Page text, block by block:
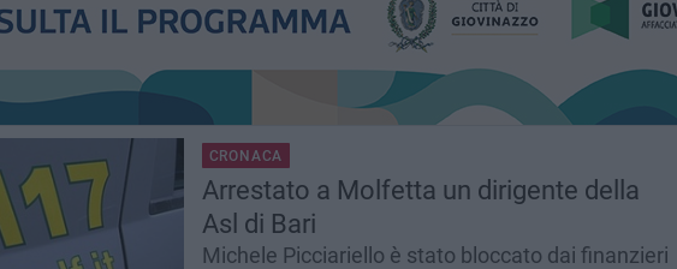
CRONACA
Arrestato a Molfetta un dirigente della
Asl di Bari
Michele Picciariello è stato bloccato dai finanzieri